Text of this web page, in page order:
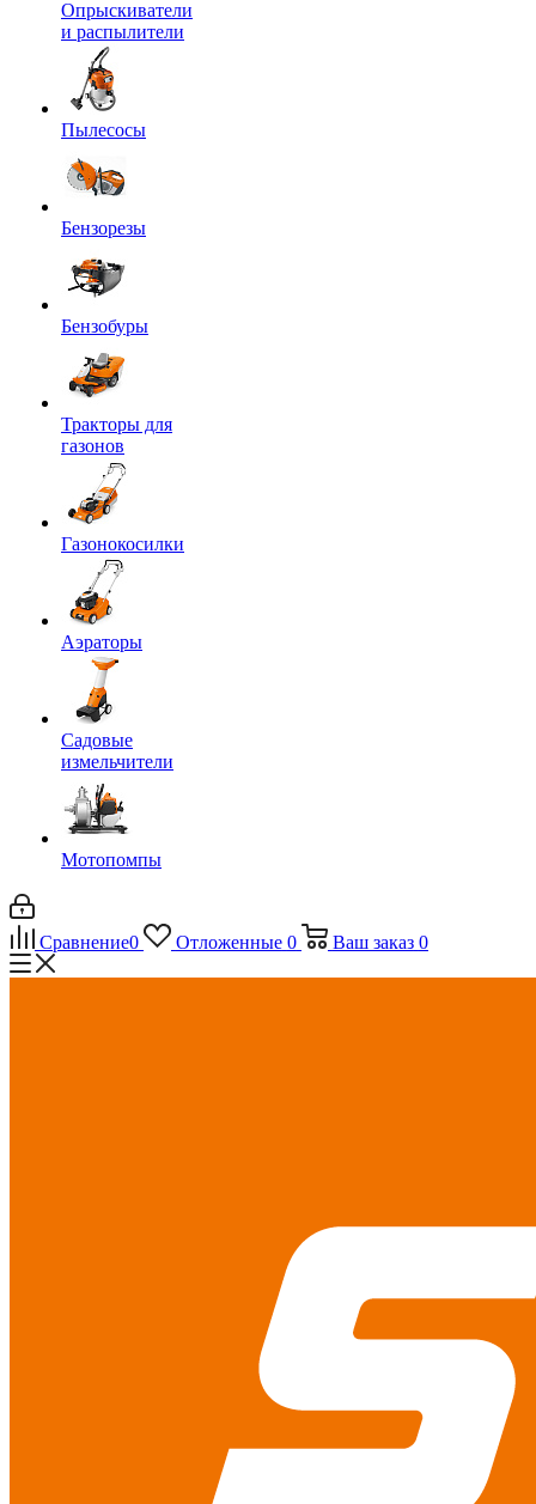
Опрыскиватели
и распылители
Пылесосы
Бензорезы
Бензобуры
Тракторы для
газонов
Газонокосилки
Аэраторы
Садовые
измельчители
Мотопомпы
Сравнение0 Отложенные 0 Ваш заказ 0